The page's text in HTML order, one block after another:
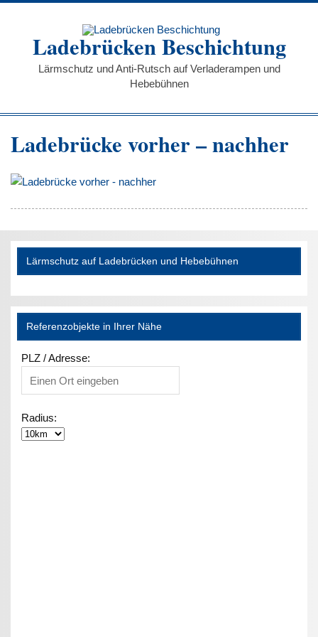
Zum
Ladebrücken Beschichtung
Lärmschutz und Anti-Rutsch auf Verladerampen und
Hebebühnen
Ladebrücke vorher – nachher
Lärmschutz auf Ladebrücken und Hebebühnen
Referenzobjekte in Ihrer Nähe
PLZ / Adresse:
Radius: